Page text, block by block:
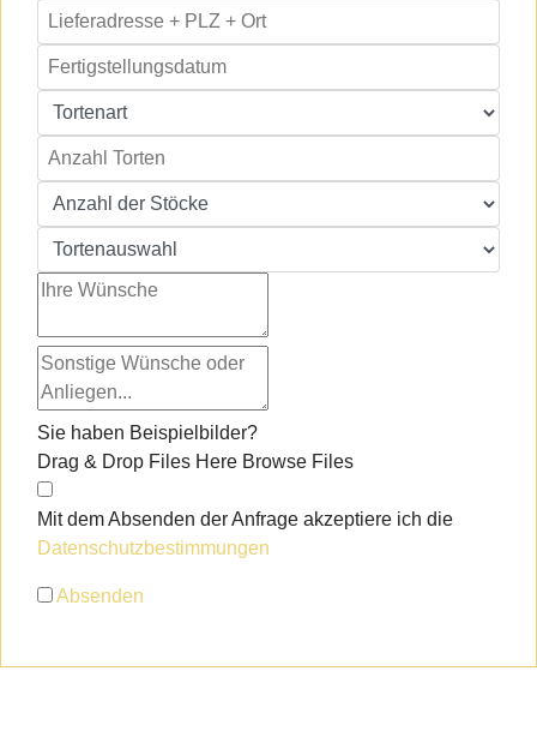
Sie haben Beispielbilder?
Drag & Drop Files Here Browse Files
Mit dem Absenden der Anfrage akzeptiere ich die
Datenschutzbestimmungen
Absenden